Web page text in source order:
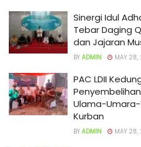
Sinergi Idul
Tebar Daging
dan Jajaran
BY ADMIN MAY
PAC LDII
Penyembelihan
Ulama-
Kurban
BY ADMIN MAY